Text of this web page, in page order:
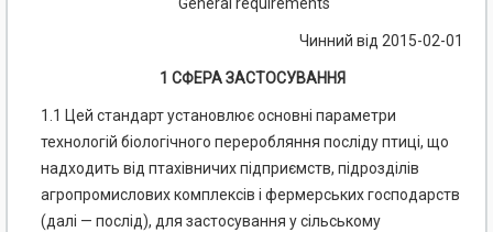
General requirements
Чинний від 2015-02-01
1 СФЕРА ЗАСТОСУВАННЯ
1.1 Цей стандарт установлює основні параметри
технологій біологічного переробляння посліду птиці, що
надходить від птахівничих підприємств, підрозділів
агропромислових комплексів і фермерських господарств
(далі — послід), для застосування у сільському